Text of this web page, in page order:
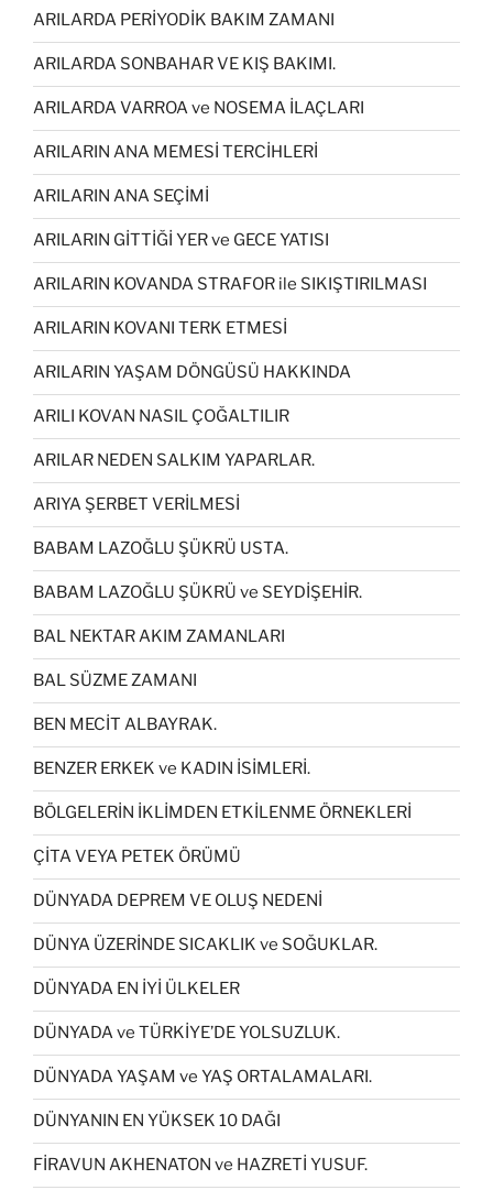
ARILARDA PERİYODİK BAKIM ZAMANI
ARILARDA SONBAHAR VE KIŞ BAKIMI.
ARILARDA VARROA ve NOSEMA İLAÇLARI
ARILARIN ANA MEMESİ TERCİHLERİ
ARILARIN ANA SEÇİMİ
ARILARIN GİTTİĞİ YER ve GECE YATISI
ARILARIN KOVANDA STRAFOR ile SIKIŞTIRILMASI
ARILARIN KOVANI TERK ETMESİ
ARILARIN YAŞAM DÖNGÜSÜ HAKKINDA
ARILI KOVAN NASIL ÇOĞALTILIR
ARILAR NEDEN SALKIM YAPARLAR.
ARIYA ŞERBET VERİLMESİ
BABAM LAZOĞLU ŞÜKRÜ USTA.
BABAM LAZOĞLU ŞÜKRÜ ve SEYDİŞEHİR.
BAL NEKTAR AKIM ZAMANLARI
BAL SÜZME ZAMANI
BEN MECİT ALBAYRAK.
BENZER ERKEK ve KADIN İSİMLERİ.
BÖLGELERİN İKLİMDEN ETKİLENME ÖRNEKLERİ
ÇİTA VEYA PETEK ÖRÜMÜ
DÜNYADA DEPREM VE OLUŞ NEDENİ
DÜNYA ÜZERİNDE SICAKLIK ve SOĞUKLAR.
DÜNYADA EN İYİ ÜLKELER
DÜNYADA ve TÜRKİYE’DE YOLSUZLUK.
DÜNYADA YAŞAM ve YAŞ ORTALAMALARI.
DÜNYANIN EN YÜKSEK 10 DAĞI
FİRAVUN AKHENATON ve HAZRETİ YUSUF.